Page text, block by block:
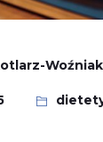
Woźniak